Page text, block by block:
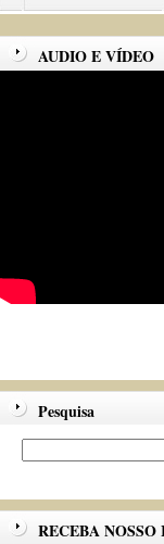
AUDIO E VÍDEO
Pesquisa
RECEBA